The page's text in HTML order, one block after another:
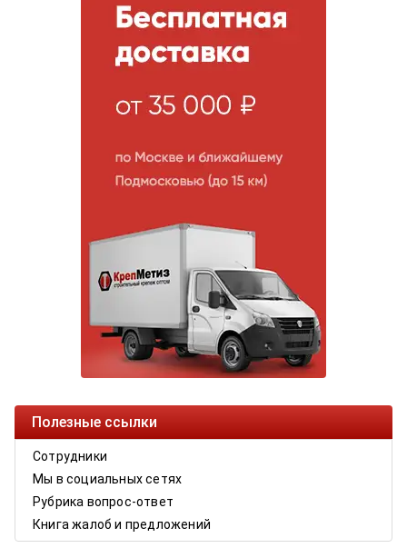
Полезные ссылки
Сотрудники
Мы в социальных сетях
Рубрика вопрос-ответ
Книга жалоб и предложений